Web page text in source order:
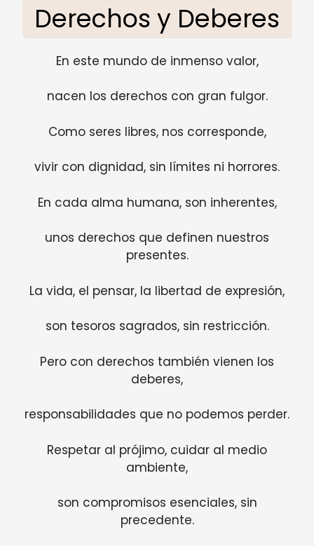
Derechos y Deberes
En este mundo de inmenso valor,
nacen los derechos con gran fulgor.
Como seres libres, nos corresponde,
vivir con dignidad, sin límites ni horrores.
En cada alma humana, son inherentes,
unos derechos que definen nuestros
presentes.
La vida, el pensar, la libertad de expresión,
son tesoros sagrados, sin restricción.
Pero con derechos también vienen los
deberes,
responsabilidades que no podemos perder.
Respetar al prójimo, cuidar al medio
ambiente,
son compromisos esenciales, sin
precedente.